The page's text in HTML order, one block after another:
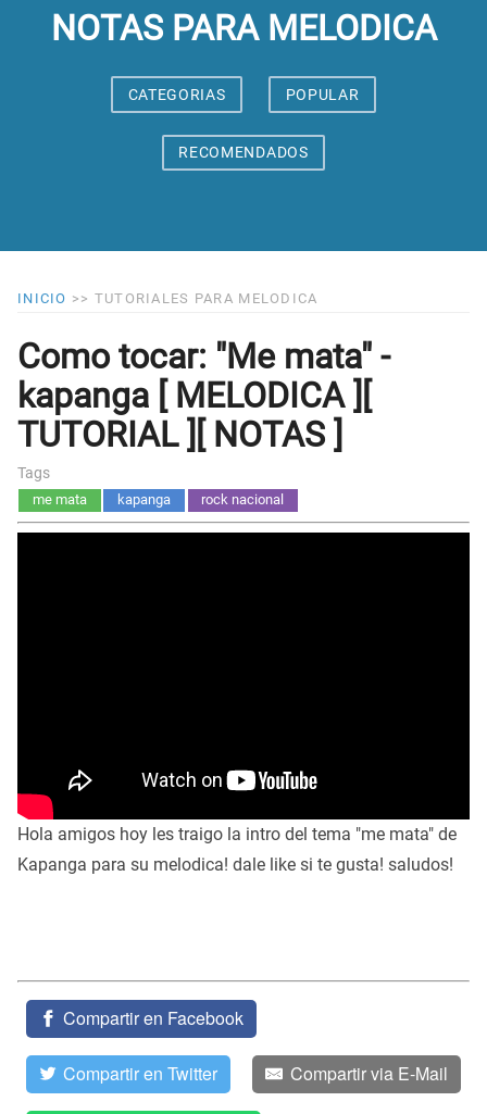
NOTAS PARA MELODICA
CATEGORIAS POPULAR
RECOMENDADOS
INICIO >> TUTORIALES PARA MELODICA
Como tocar: "Me mata" -
kapanga [ MELODICA ][
TUTORIAL ][ NOTAS ]
Tags
me mata kapanga rock nacional
Hola amigos hoy les traigo la intro del tema "me mata" de
Kapanga para su melodica! dale like si te gusta! saludos!
Compartir en Facebook
Compartir en Twitter Compartir via E-Mail